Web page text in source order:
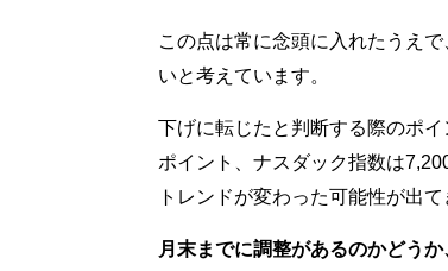
この点は常に念頭に入れたうえ
いと考えています。
下げに転じたと判断する際のポ
ポイント、ナスダック指数は
トレンドが変わった可能性が出て
月末までに調整があるのかどう